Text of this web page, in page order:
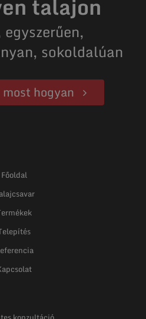
talajon
sokoldalúan
hogyan
Főoldal